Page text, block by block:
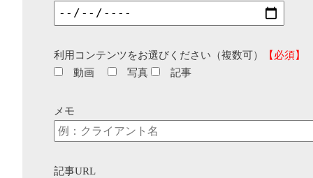
利用コンテンツをお選びください（複数可）
【必須】
動画
写真 記事
メモ
記事URL